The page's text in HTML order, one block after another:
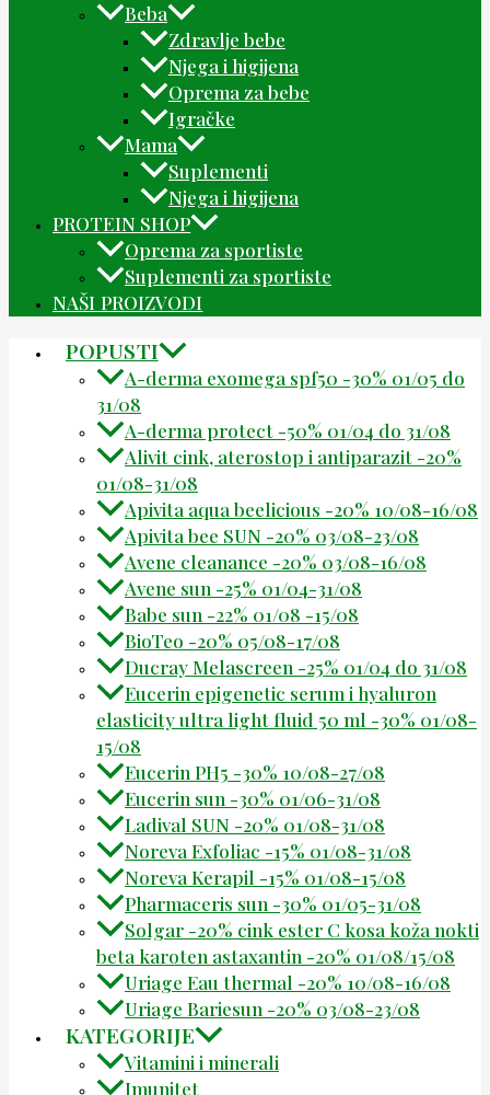
Beba
Zdravlje bebe
Njega i higijena
Oprema za bebe
Igračke
Mama
Suplementi
Njega i higijena
PROTEIN SHOP
Oprema za sportiste
Suplementi za sportiste
NAŠI PROIZVODI
POPUSTI
A-derma exomega spf50 -30% 01/05 do
31/08
A-derma protect -50% 01/04 do 31/08
Alivit cink, aterostop i antiparazit -20%
01/08-31/08
Apivita aqua beelicious -20% 10/08-16/08
Apivita bee SUN -20% 03/08-23/08
Avene cleanance -20% 03/08-16/08
Avene sun -25% 01/04-31/08
Babe sun -22% 01/08 -15/08
BioTeo -20% 05/08-17/08
Ducray Melascreen -25% 01/04 do 31/08
Eucerin epigenetic serum i hyaluron
elasticity ultra light fluid 50 ml -30% 01/08-
15/08
Eucerin PH5 -30% 10/08-27/08
Eucerin sun -30% 01/06-31/08
Ladival SUN -20% 01/08-31/08
Noreva Exfoliac -15% 01/08-31/08
Noreva Kerapil -15% 01/08-15/08
Pharmaceris sun -30% 01/05-31/08
Solgar -20% cink ester C kosa koža nokti
beta karoten astaxantin -20% 01/08/15/08
Uriage Eau thermal -20% 10/08-16/08
Uriage Bariesun -20% 03/08-23/08
KATEGORIJE
Vitamini i minerali
Imunitet